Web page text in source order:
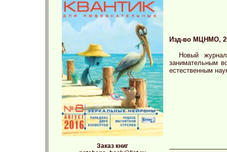
Изд-во МЦНМО,
Новый
занимательным
естественным
Заказ книг